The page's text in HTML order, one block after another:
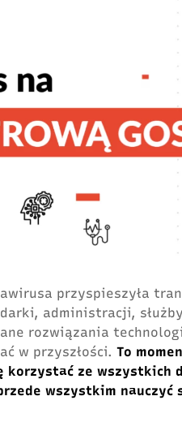
przyspieszyła
administracji,
rozwiązania
w przyszłości. To
korzystać ze
wszystkim nauczyć